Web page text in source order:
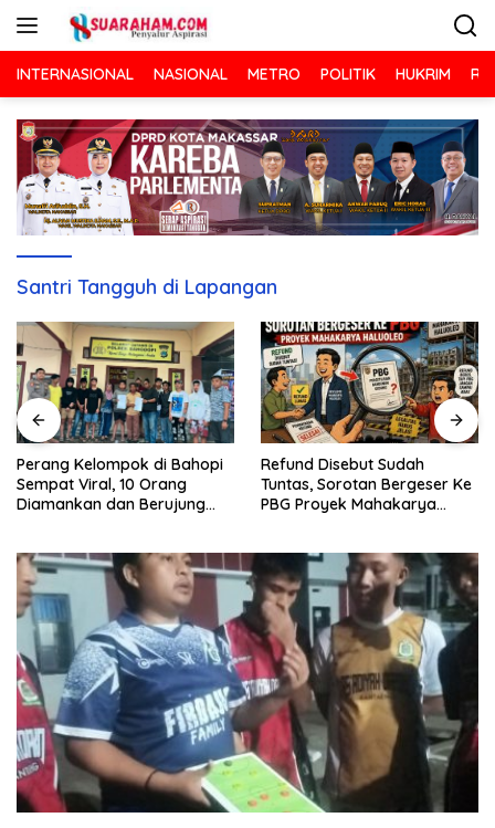
INTERNASIONAL NASIONAL METRO POLITIK HUKRIM
Santri Tangguh di Lapangan
Perang Kelompok di Bahopi
Sempat Viral, 10 Orang
Diamankan dan Berujung
Refund Disebut Sudah
Tuntas, Sorotan Bergeser Ke
PBG Proyek Mahakarya